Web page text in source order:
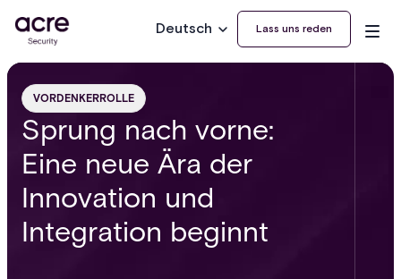
Deutsch Lass uns reden
VORDENKERROLLE
Sprung nach vorne:
Eine neue Ära der
Innovation und
Integration beginnt